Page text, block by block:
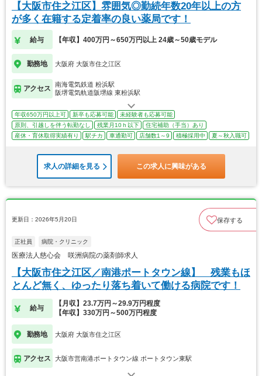
【大阪市住之江区】雰囲気◎勤続年数20年以上の方
が多く在籍する定着率の良い薬局です！
給与 【年収】400万円～650万円以上 24歳～50歳モデル
勤務地 大阪府 大阪市住之江区
アクセス
南海電気鉄道 粉浜駅
阪堺電気軌道阪堺線 東粉浜駅
年収650万円以上可 新卒も応募可能
未経験者も応募可能
原則、引越しを伴う転勤なし
残業月10ｈ以下
住宅補助（手当）あり
産休・育休取得実績有り
駅チカ 車通勤可 店舗数1～9 積極採用中 夏～秋入職可
求人の詳細を見る この求人に興味がある
更新日：2026年5月20日 保存する
正社員 病院・クリニック
医療法人慈心会 咲洲病院の薬剤師求人
【大阪市住之江区／南港ポートタウン線】 残業もほ
とんど無く、ゆったり落ち着いて働ける病院です！
給与
【月収】23.7万円～29.9万円程度
【年収】330万円～500万円程度
勤務地 大阪府 大阪市住之江区
アクセス 大阪市営南港ポートタウン線 ポートタウン東駅